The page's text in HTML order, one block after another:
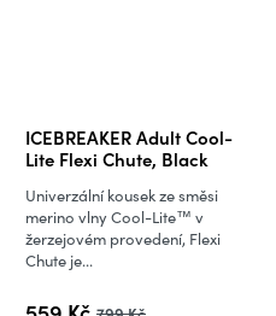
ICEBREAKER Adult Cool-
Lite Flexi Chute, Black
Univerzální kousek ze směsi
merino vlny Cool-Lite™ v
žerzejovém provedení, Flexi
Chute je...